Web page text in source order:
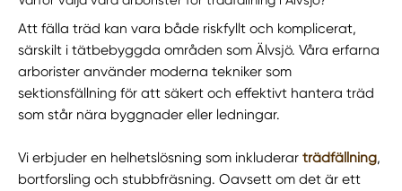
Att fälla träd kan vara både riskfyllt och komplicerat,
särskilt i tätbebyggda områden som Älvsjö. Våra erfarna
arborister använder moderna tekniker som
sektionsfällning för att säkert och effektivt hantera träd
som står nära byggnader eller ledningar.
Vi erbjuder en helhetslösning som inkluderarträdfällning,
bortforsling och stubbfräsning. Oavsett om det är ett